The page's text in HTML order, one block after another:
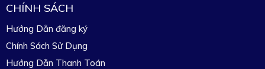
CHÍNH SÁCH
Hướng Dẫn đăng ký
Chính Sách Sử Dụng
Hướng Dẫn Thanh Toán